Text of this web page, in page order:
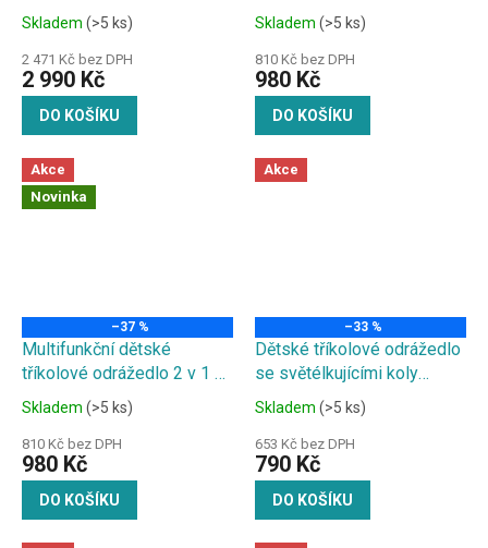
volnoběhem a pedály
Skladem (>5 ks)
2 471 Kč bez DPH
2 990 Kč
DO KOŠÍKU
funkčním světlem, zvukem
a odpružením růžové
Skladem (>5 ks)
810 Kč bez DPH
980 Kč
DO KOŠÍKU
Akce
Novinka
–37 %
Multifunkční dětské
tříkolové odrážedlo 2 v 1 s
funkčním světlem, zvukem
a odpružením světle modré
Skladem (>5 ks)
810 Kč bez DPH
980 Kč
DO KOŠÍKU
Akce
–33 %
Dětské tříkolové odrážedlo
se světélkujícími koly
džungle
Skladem (>5 ks)
653 Kč bez DPH
790 Kč
DO KOŠÍKU